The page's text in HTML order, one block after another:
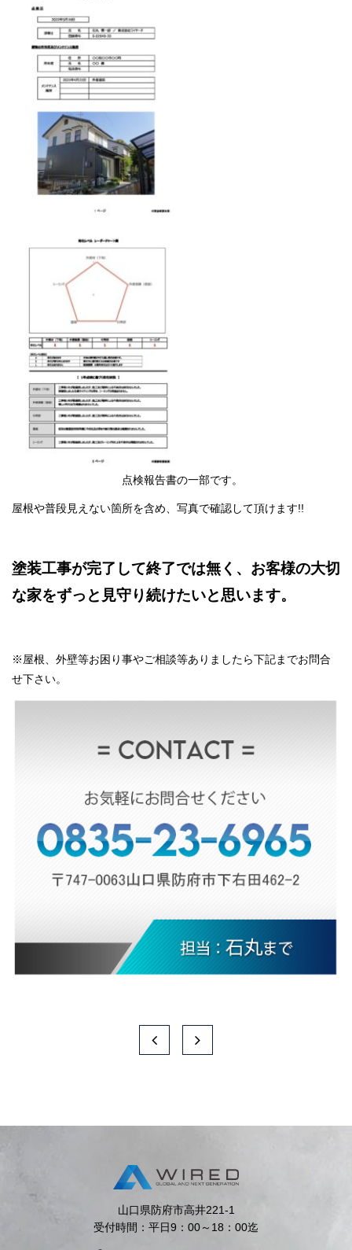
点検報告書の一部です。
屋根や普段見えない箇所を含め、写真で確認して頂けます!!
塗装工事が完了して終了では無く、お客様の大切
な家をずっと見守り続けたいと思います。
※屋根、外壁等お困り事やご相談等ありましたら下記までお問合
せ下さい。
山口県防府市高井221-1
受付時間：平日9：00～18：00迄